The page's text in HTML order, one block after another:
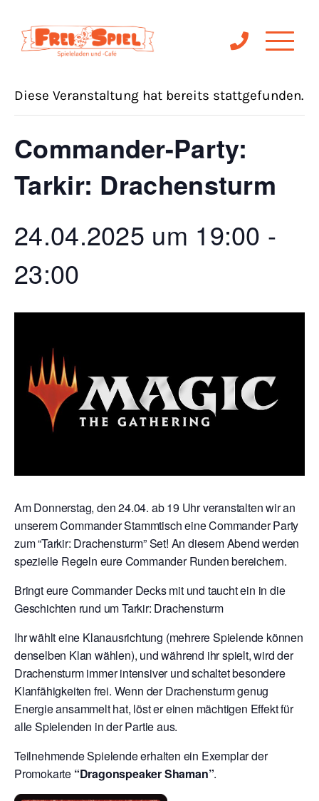
« Alle Veranstaltungen
Diese Veranstaltung hat bereits stattgefunden.
Commander-Party:
Tarkir: Drachensturm
24.04.2025 um 19:00 -
23:00
Am Donnerstag, den 24.04. ab 19 Uhr veranstalten wir an
unserem Commander Stammtisch eine Commander Party
zum “Tarkir: Drachensturm” Set! An diesem Abend werden
spezielle Regeln eure Commander Runden bereichern.
Bringt eure Commander Decks mit und taucht ein in die
Geschichten rund um Tarkir: Drachensturm
Ihr wählt eine Klanausrichtung (mehrere Spielende können
denselben Klan wählen), und während ihr spielt, wird der
Drachensturm immer intensiver und schaltet besondere
Klanfähigkeiten frei. Wenn der Drachensturm genug
Energie ansammelt hat, löst er einen mächtigen Effekt für
alle Spielenden in der Partie aus.
Teilnehmende Spielende erhalten ein Exemplar der
Promokarte “Dragonspeaker Shaman”.